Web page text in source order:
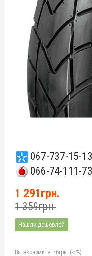
067-737-15-13
066-74-111-73
1 291грн.
1 359грн.
Нашли дешевле?
Вы экономите: 46грн. (-5%)